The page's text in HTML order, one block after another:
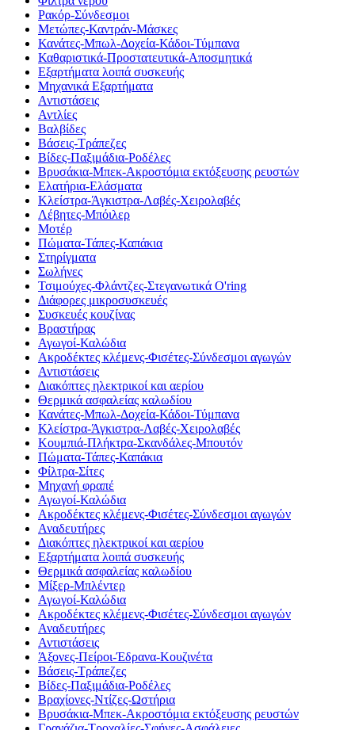
Ρακόρ-Σύνδεσμοι
Μετώπες-Καντράν-Μάσκες
Κανάτες-Μπωλ-Δοχεία-Κάδοι-Τύμπανα
Καθαριστικά-Προστατευτικά-Αποσμητικά
Εξαρτήματα λοιπά συσκευής
Μηχανικά Εξαρτήματα
Αντιστάσεις
Αντλίες
Βαλβίδες
Βάσεις-Τράπεζες
Βίδες-Παξιμάδια-Ροδέλες
Βρυσάκια-Μπεκ-Ακροστόμια εκτόξευσης ρευστών
Ελατήρια-Ελάσματα
Κλείστρα-Άγκιστρα-Λαβές-Χειρολαβές
Λέβητες-Μπόιλερ
Μοτέρ
Πώματα-Τάπες-Καπάκια
Στηρίγματα
Σωλήνες
Τσιμούχες-Φλάντζες-Στεγανωτικά O'ring
Διάφορες μικροσυσκευές
Συσκευές κουζίνας
Βραστήρας
Αγωγοί-Καλώδια
Ακροδέκτες κλέμενς-Φισέτες-Σύνδεσμοι αγωγών
Αντιστάσεις
Διακόπτες ηλεκτρικοί και αερίου
Θερμικά ασφαλείας καλωδίου
Κανάτες-Μπωλ-Δοχεία-Κάδοι-Τύμπανα
Κλείστρα-Άγκιστρα-Λαβές-Χειρολαβές
Κουμπιά-Πλήκτρα-Σκανδάλες-Μπουτόν
Πώματα-Τάπες-Καπάκια
Φίλτρα-Σίτες
Μηχανή φραπέ
Αγωγοί-Καλώδια
Ακροδέκτες κλέμενς-Φισέτες-Σύνδεσμοι αγωγών
Αναδευτήρες
Διακόπτες ηλεκτρικοί και αερίου
Εξαρτήματα λοιπά συσκευής
Θερμικά ασφαλείας καλωδίου
Μίξερ-Μπλέντερ
Αγωγοί-Καλώδια
Ακροδέκτες κλέμενς-Φισέτες-Σύνδεσμοι αγωγών
Αναδευτήρες
Αντιστάσεις
Άξονες-Πείροι-Έδρανα-Κουζινέτα
Βάσεις-Τράπεζες
Βίδες-Παξιμάδια-Ροδέλες
Βραχίονες-Ντίζες-Ωστήρια
Βρυσάκια-Μπεκ-Ακροστόμια εκτόξευσης ρευστών